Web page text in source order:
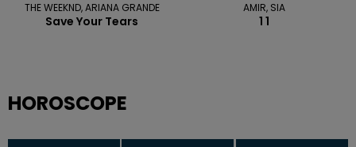
THE WEEKND, ARIANA GRANDE
Save Your Tears
AMIR, SIA
1 1
HOROSCOPE